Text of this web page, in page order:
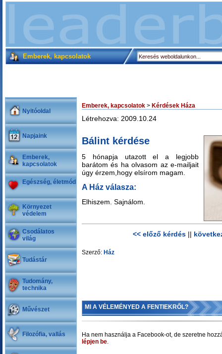
Emberek, kapcsolatok
Nyitóoldal
Napjaink
Emberek,
kapcsolatok
Egészség, életmód
Környezet
védelem
Csodálatos
világ
Tudástár
Tudomány,
technika
Művészet
Filozófia, vallás
Emberek, kapcsolatok > Kérdések Háza
Létrehozva: 2009.10.24
Bálint kérdése
5 hónapja utazott el a legjobb
barátom és ha olvasom az e-mailjait
úgy érzem,hogy elsírom magam.
A Ház válasza:
Elhiszem. Sajnálom.
<< előző kérdés||
Szerző: Ház
MI A VÉLEMÉNYED A FENTIEKRŐL?
Ha nem használja a Facebook-ot, de szeretne
lépjen be.